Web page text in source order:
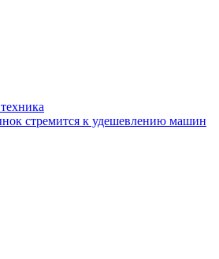
стремится к удешевлению машин